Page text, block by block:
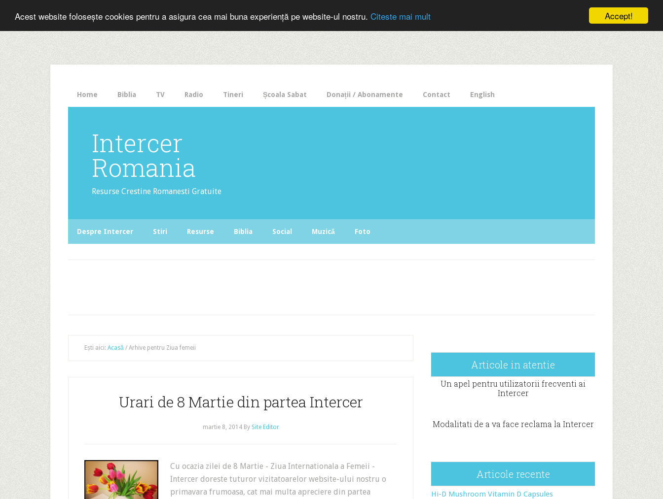
Accept!
Acest website folosește cookies pentru a asigura cea mai buna experiență pe website-ul nostru. Citeste mai mult
The
HelloBar
- a
little
bar
that
gets
noticed!
Home Biblia TV Radio Tineri Școala Sabat Donații / Abonamente Contact English
Intercer
Romania
Resurse Crestine Romanesti Gratuite
Despre Intercer Stiri Resurse Biblia Social Muzică Foto
Ești aici: Acasă / Arhive pentru Ziua femeii
Urari de 8 Martie din partea Intercer
martie 8, 2014By Site Editor
Cu ocazia zilei de 8 Martie - Ziua Internationala a Femeii -
Intercer doreste tuturor vizitatoarelor website-ului nostru o
primavara frumoasa, cat mai multa apreciere din partea
Articole in atentie
Un apel pentru utilizatorii frecventi ai
Intercer
Modalitati de a va face reclama la Intercer
Articole recente
Hi-D Mushroom Vitamin D Capsules